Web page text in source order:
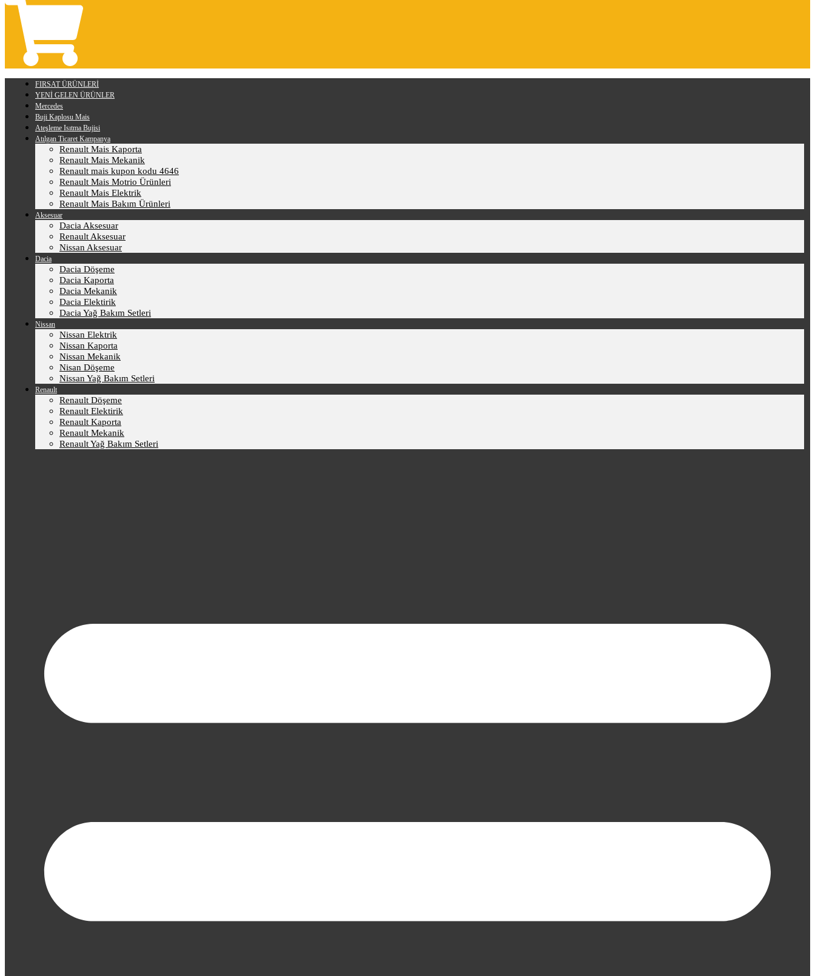
FIRSAT ÜRÜNLERİ
YENİ GELEN ÜRÜNLER
Mercedes
Buji Kaplosu Mais
Ateşleme Isıtma Bujisi
Atılgan Ticaret Kampanya
Renault Mais Kaporta
Renault Mais Mekanik
Renault mais kupon kodu 4646
Renault Mais Motrio Ürünleri
Renault Mais Elektrik
Renault Mais Bakım Ürünleri
Aksesuar
Dacia Aksesuar
Renault Aksesuar
Nissan Aksesuar
Dacia
Dacia Döşeme
Dacia Kaporta
Dacia Mekanik
Dacia Elektirik
Dacia Yağ Bakım Setleri
Nissan
Nissan Elektrik
Nissan Kaporta
Nissan Mekanik
Nisan Döşeme
Nissan Yağ Bakım Setleri
Renault
Renault Döşeme
Renault Elektirik
Renault Kaporta
Renault Mekanik
Renault Yağ Bakım Setleri